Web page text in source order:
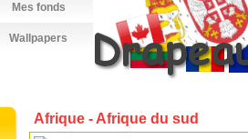
Mes fonds
Wallpapers
Afrique - Afrique du sud